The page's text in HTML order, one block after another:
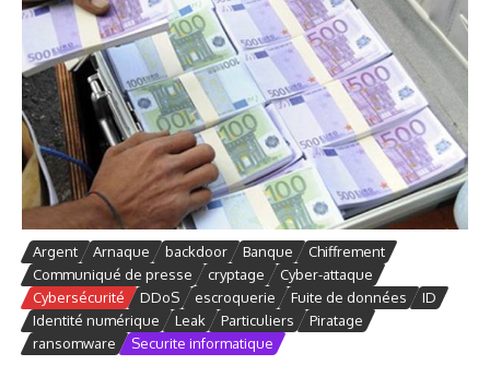
Argent Arnaque backdoor Banque
Chiffrement
Communiqué de presse
cryptage
Cyber-attaque
Cybersécurité
DDoS escroquerie Fuite de données
ID
Identité numérique
Leak Particuliers
Piratage
ransomware
Securite informatique